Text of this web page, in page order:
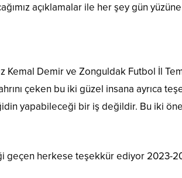
açıklamalar ile her şey gün yüzüne
Demir ve Zonguldak Futbol İl
çeken bu iki güzel insana ayrıca
yapabileceği bir iş değildir. Bu iki
geçen herkese teşekkür ediyor 2023-